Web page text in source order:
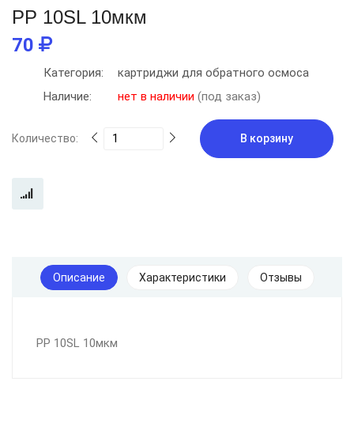
PP 10SL 10мкм
70
Категория:
картриджи для обратного осмоса
Наличие:
нет в наличии (под заказ)
Количество: В корзину
Описание Характеристики Отзывы
PP 10SL 10мкм